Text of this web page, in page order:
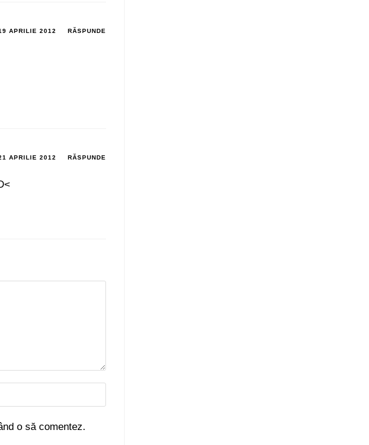
APRILIE 2012 RĂSPUNDE
APRILIE 2012 RĂSPUNDE
o să comentez.